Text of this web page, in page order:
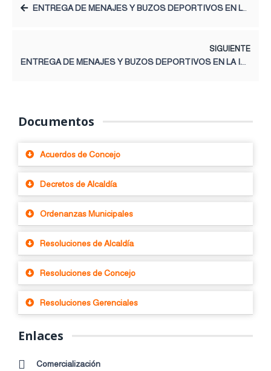
ENTREGA DE MENAJES Y BUZOS DEPORTIVOS EN LA I.E.I. N.° 1902 – HUAYHUAY
SIGUIENTE
Documentos
Acuerdos de Concejo
Decretos de Alcaldía
Ordenanzas Municipales
Resoluciones de Alcaldía
Resoluciones de Concejo
Resoluciones Gerenciales
Enlaces
Comercialización